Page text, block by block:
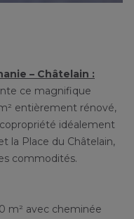
– Châtelain :
ce magnifique
entièrement rénové,
idéalement
la Place du Châtelain,
commodités.
m² avec cheminée